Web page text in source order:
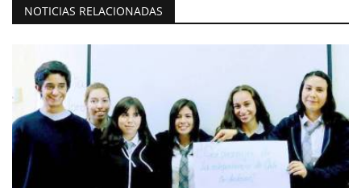
NOTICIAS RELACIONADAS